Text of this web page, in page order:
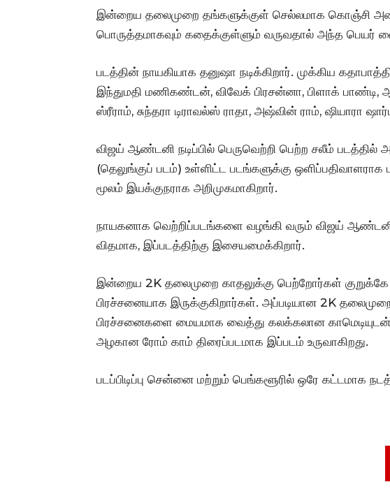
இன்றைய தலைமுறை தங்களுக்குள் செல்லமாக கொஞ்சி
பொருத்தமாகவும் கதைக்குள்ளும் வருவதால் அந்த பெயர்
படத்தின் நாயகியாக தனுஷா நடிக்கிறார். முக்கிய
இந்துமதி மணிகண்டன், விவேக் பிரசன்னா, பிளாக் பாண்டி,
ஸ்ரீராம், சுந்தரா டிராவல்ஸ் ராதா, அஷ்வின் ராம், ஷியாரா
விஜய் ஆண்டனி நடிப்பில் பெருவெற்றி பெற்ற சலீம் படத்தில்
(தெலுங்குப் படம்) உள்ளிட்ட படங்களுக்கு
மூலம் இயக்குநராக அறிமுகமாகிறார்.
நாயகனாக வெற்றிப்படங்களை வழங்கி வரும் விஜய்
விதமாக, இப்படத்திற்கு இசையமைக்கிறார்.
இன்றைய 2K தலைமுறை காதலுக்கு பெற்றோர்கள்
பிரச்சனையாக இருக்குகிறார்கள். அப்படியான 2K
பிரச்சனைகளை மையமாக வைத்து கலக்கலான
அழகான ரோம் காம் திரைப்படமாக இப்படம் உருவாகிறது.
படப்பிடிப்பு சென்னை மற்றும் பெங்களூரில் ஒரே கட்டமாக